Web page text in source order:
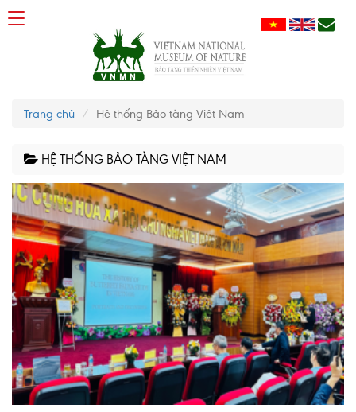
Trang chủ Hệ thống Bảo tàng Việt Nam
HỆ THỐNG BẢO TÀNG VIỆT NAM